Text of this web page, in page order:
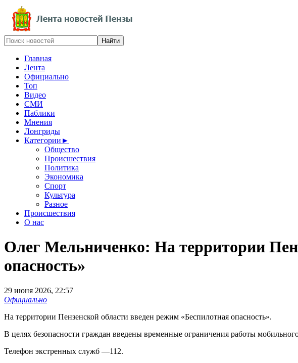
Главная
Лента
Официально
Топ
Видео
СМИ
Паблики
Мнения
Лонгриды
Категории ►
Общество
Происшествия
Политика
Экономика
Спорт
Культура
Разное
Происшествия
О нас
Олег Мельниченко: На территории
опасность»
29 июня 2026, 22:57
Официально
На территории Пензенской области введен режим «Беспилотная опасность».
В целях безопасности граждан введены временные ограничения работы
Телефон экстренных служб —112.